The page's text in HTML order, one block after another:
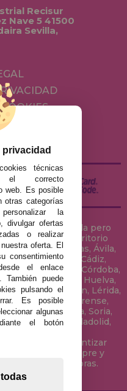
Recisur
Nave 5 41500
Sevilla,
ubicada en Sevilla pero
ciudad del territorio
Almería, Asturias, Ávila,
Cáceres, Cádiz,
Ciudad Real, Córdoba,
Guipúzcoa, Huelva,
Las Palmas, Leon, Lérida,
Navarra, Orense,
Segovia, Sevilla, Soria,
Valencia, Valladolid,
Zaragoza.
para garantizar
peninsular, siempre y
de las 18 horas.
privacidad
técnicas
el correcto
web. Es posible
otras categorías
la
divulgar ofertas
o realizar
oferta. El
consentimiento
el enlace
También puede
pulsando el
Es posible
algunas
el botón